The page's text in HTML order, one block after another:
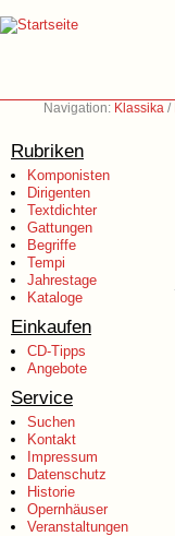
Navigation: Klassika /
Rubriken
Komponisten
Dirigenten
Textdichter
Gattungen
Begriffe
Tempi
Jahrestage
Kataloge
Einkaufen
CD-Tipps
Angebote
Service
Suchen
Kontakt
Impressum
Datenschutz
Historie
Opernhäuser
Veranstaltungen